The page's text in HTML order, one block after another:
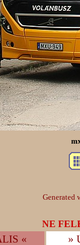
Generated
NE
« »